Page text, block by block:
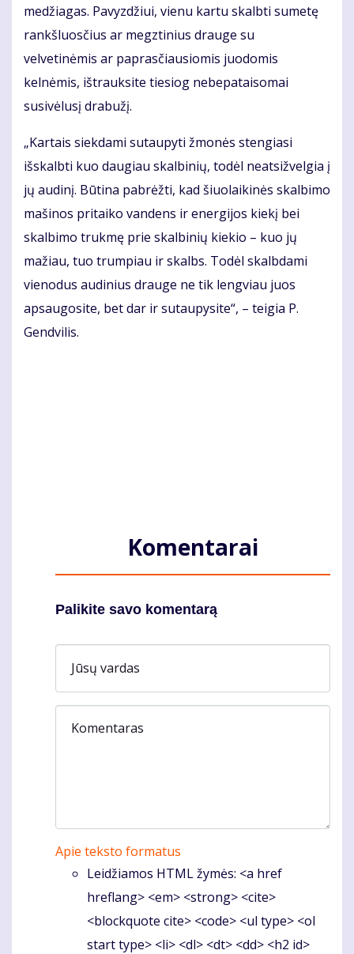
medžiagas. Pavyzdžiui, vienu kartu skalbti sumetę
rankšluosčius ar megztinius drauge su
velvetinėmis ar paprasčiausiomis juodomis
kelnėmis, ištrauksite tiesiog nebepataisomai
susivėlusį drabužį.
„Kartais siekdami sutaupyti žmonės stengiasi
išskalbti kuo daugiau skalbinių, todėl neatsižvelgia į
jų audinį. Būtina pabrėžti, kad šiuolaikinės skalbimo
mašinos pritaiko vandens ir energijos kiekį bei
skalbimo trukmę prie skalbinių kiekio – kuo jų
mažiau, tuo trumpiau ir skalbs. Todėl skalbdami
vienodus audinius drauge ne tik lengviau juos
apsaugosite, bet dar ir sutaupysite“, – teigia P.
Gendvilis.
Komentarai
Palikite savo komentarą
Jūsų vardas
Komentaras
Apie teksto formatus
Leidžiamos HTML žymės: <a href
hreflang> <em> <strong> <cite>
<blockquote cite> <code> <ul type> <ol
start type> <li> <dl> <dt> <dd> <h2 id>